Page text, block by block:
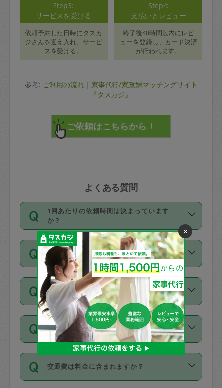
Step3:
サービスを受ける
依頼予約した日時にタスカ
ジさんを迎え入れ、サービ
スを受ける。
Step4:
支払いとレビュー
終了後48時間以内にレビ
ューを登録し、カード決済
が行われます。
参考: ご利用の流れ｜家事代行/家政婦マッチングサイト
『タスカジ』
よくある質問
1回あたりの依頼時間は決まっています
か？
依頼1回につき3時間固定です。3時間を
超えて依頼したい場合は、延長機能をご
利用ください。機能をご利用いただくに
は、タスカジさんに事前に相談し、合意
の上事前申請することが必要です。な
お、3時間を下回っても、値引き等はござ
いません。
価格はどうやって決まっていますか？
11種類の価格帯の中からタスカジさん自
身が価格を選んで設定しています。
タスカジさんの価格設定には最初は制限
があり、レビュー件数、レビューの平均
値、などで除々に設定可能な最高額が上
がっていく仕組みになっています。
支払い方法を教えてください
お支払方法はクレジットカード（Visa／
Master／JCB／AMERICAN EXPRESS／
Diners Club）のみとなります。
カード情報のご登録は、依頼リクエスト
を行う際にご入力ください。プロフィー
ル登録時にはご入力いただかなくても大
同じタスカジさんに定期的にお願いする場
合はお得になる？
依頼には「スポット」と「定期（毎週｜
隔週）」があり、「定期」の依頼は「ス
ポット」よりお得な料金でご利用できま
交通費は料金に含まれますか？
×